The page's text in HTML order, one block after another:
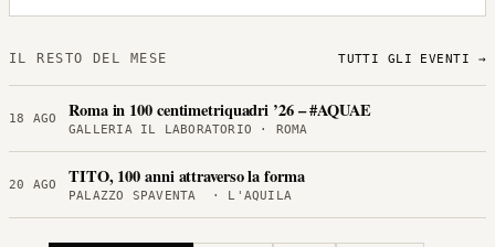
IL RESTO DEL MESE TUTTI GLI EVENTI →
18 AGO Roma in 100 centimetriquadri ’26 – #AQUAE
GALLERIA IL LABORATORIO · ROMA
20 AGO TITO, 100 anni attraverso la forma
PALAZZO SPAVENTA · L'AQUILA